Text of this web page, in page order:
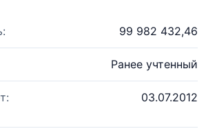
99 982 432,46
Ранее учтенный
03.07.2012